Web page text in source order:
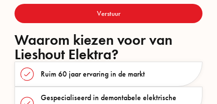
Verstuur
Waarom kiezen voor van
Lieshout Elektra?
Ruim 60 jaar ervaring in de markt
Gespecialiseerd in demontabele elektrische